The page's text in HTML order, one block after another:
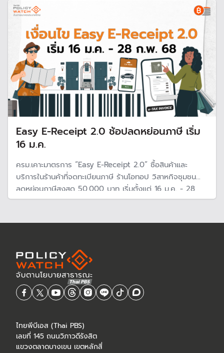
Easy E-Receipt 2.0 ช้อปลดหย่อนภาษี เริ่ม
16 ม.ค.
ครม.เคาะมาตรการ “Easy E-Receipt 2.0” ซื้อสินค้าและ
บริการในร้านค้าที่จดทะเบียนภาษี ร้านโอทอป วิสาหกิจชุมชน
ลดหย่อนภาษีสูงสุด 50,000 บาท เริ่มตั้งแต่ 16 ม.ค. - 28
ก.พ. 68 ยิ่นภาษีปีหน้า คาดรัฐบาลสูญรายได้ภาษีเงินได้บุคคล
ไทยพีบีเอส (Thai PBS)
เลขที่ 145 ถนนวิภาวดีรังสิต
แขวงตลาดบางเขน เขตหลักสี่